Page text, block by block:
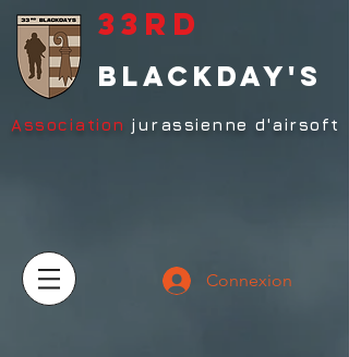
33RD
blackday's
Association jurassienne d'airsoft
Connexion